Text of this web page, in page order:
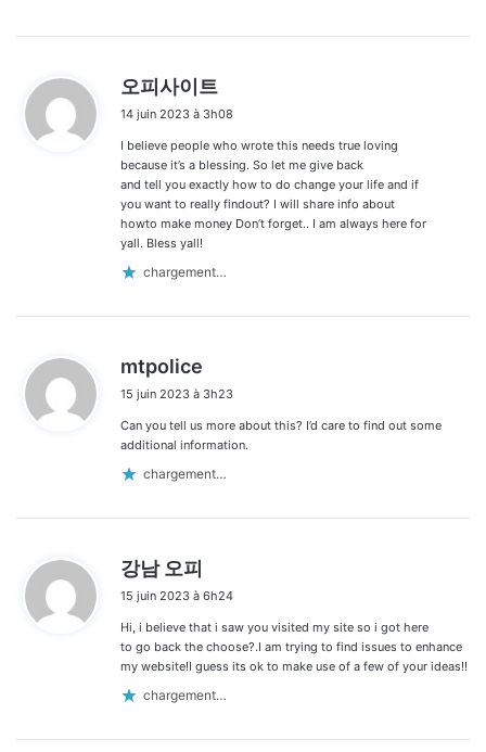
오피사이트
t
:
14 juin 2023 à 3h08
I believe people who wrote this needs true loving
because it’s a blessing. So let me give back
and tell you exactly how to do change your life and if
you want to really findout? I will share info about
howto make money Don’t forget.. I am always here for
yall. Bless yall!
chargement…
mtpolice
t
:
15 juin 2023 à 3h23
Can you tell us more about this? I’d care to find out some
additional information.
chargement…
강남 오피
t
15 juin 2023 à 6h24
Hi, i believe that i saw you visited my site so i got here
to go back the choose?.I am trying to find issues to enhance
my website!I guess its ok to make use of a few of your ideas!!
chargement…